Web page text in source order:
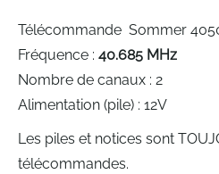
Télécommande Sommer
Fréquence : 40.685 MHz
Nombre de canaux : 2
Alimentation (pile) : 12V
Les piles et notices sont
télécommandes.